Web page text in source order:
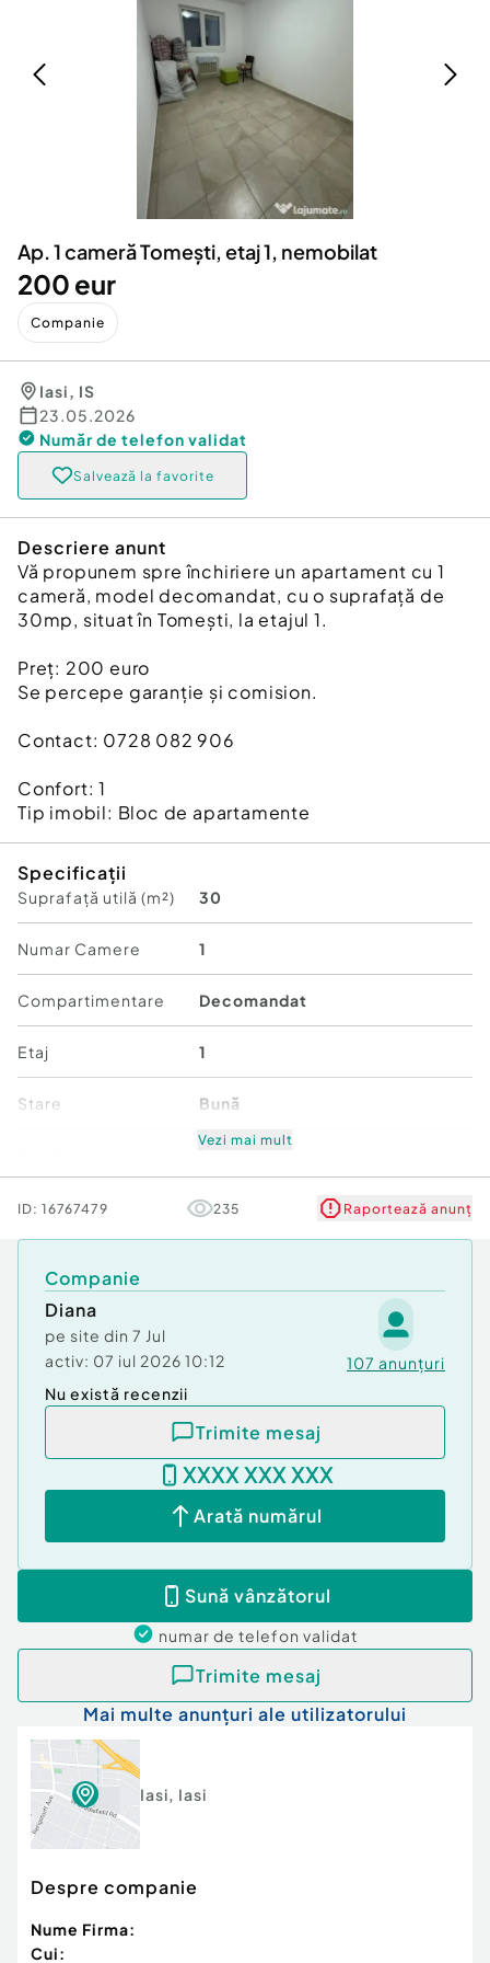
Animale de companie
Afaceri și echipamente profesionale
Inchiriere Bunuri si Vehicule
Utilaje agricole si industriale
Piese auto si accesorii
Dacia Duster
Ap. 1 cameră Tomești, etaj 1, nemobilat
200 eur
Companie
Iasi, IS
23.05.2026
Număr de telefon validat
Salvează la favorite
Descriere anunt
Vă propunem spre închiriere un apartament cu 1
cameră, model decomandat, cu o suprafață de
30mp, situat în Tomești, la etajul 1.
Preț: 200 euro
Se percepe garanție și comision.
Contact: 0728 082 906
Confort:1
Tip imobil: Bloc de apartamente
Specificații
Suprafață utilă (m²) 30
Numar Camere 1
Compartimentare Decomandat
Etaj 1
Stare Bună
Vezi mai mult
ID: 16767479 235 Raportează anunț
Companie
Diana
pe site din 7 Jul
activ: 07 iul 2026 10:12 107 anunțuri
Nu există recenzii
Trimite mesaj
XXXX XXX XXX
Arată numărul
Sună vânzătorul
numar de telefon validat
Trimite mesaj
Mai multe anunțuri ale utilizatorului
Iasi, Iasi
Despre companie
Nume Firma:
Cui: